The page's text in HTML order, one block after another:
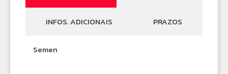
INFOS. ADICIONAIS PRAZOS
Semen